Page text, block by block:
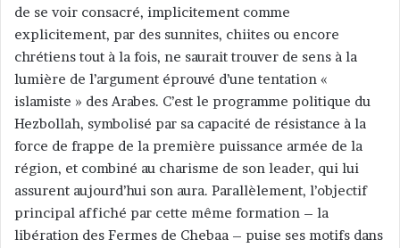
de se voir consacré, implicitement comme
explicitement, par des sunnites, chiites ou encore
chrétiens tout à la fois, ne saurait trouver de sens à la
lumière de l’argument éprouvé d’une tentation «
islamiste » des Arabes. C’est le programme politique du
Hezbollah, symbolisé par sa capacité de résistance à la
force de frappe de la première puissance armée de la
région, et combiné au charisme de son leader, qui lui
assurent aujourd’hui son aura. Parallèlement, l’objectif
principal affiché par cette même formation – la
libération des Fermes de Chebaa – puise ses motifs dans